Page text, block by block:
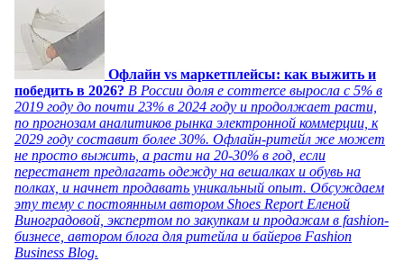
Офлайн vs маркетплейсы: как выжить и
победить в 2026? В России доля e commerce выросла с 5% в
2019 году до почти 23% в 2024 году и продолжает расти,
по прогнозам аналитиков рынка электронной коммерции, к
2029 году составит более 30%. Офлайн-ритейл же может
не просто выжить, а расти на 20-30% в год, если
перестанет предлагать одежду на вешалках и обувь на
полках, и начнет продавать уникальный опыт. Обсуждаем
эту тему с постоянным автором Shoes Report Еленой
Виноградовой, экспертом по закупкам и продажам в fashion-
бизнесе, автором блога для ритейла и байеров Fashion
Business Blog.